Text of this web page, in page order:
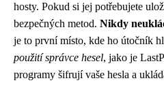
hosty. Pokud si jej potřebujete
bezpečných metod. Nikdy
je to první místo, kde ho útočník
použití správce hesel, jako je
programy šifrují vaše hesla a